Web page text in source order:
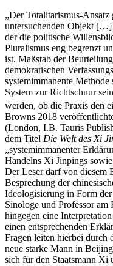
„Der Totalitarismus-Ansatz
untersuchenden Objekt […]
der die politische
Pluralismus eng begrenzt
ist. Maßstab der
demokratischen
systemimmanente
System zur Richtschnur
werden, ob die Praxis den
Browns 2018
(London, I.B. Tauris
dem Titel Die Welt des Xi
„systemimmanenter
Handelns Xi Jinpings
Der Leser darf von diesem
Besprechung der
Ideologisierung in Form
Sinologe und Professor
hingegen eine
einen entsprechenden
Fragen leiten hierbei
neue starke Mann in
sich für den Staatsmann Xi